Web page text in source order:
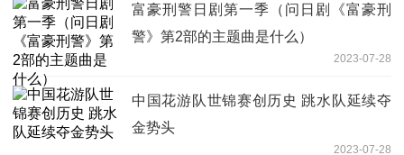
富豪刑警日剧第一季（问日剧《富豪刑
警》第2部的主题曲是什么）
2023-07-28
中国花游队世锦赛创历史 跳水队延续夺
金势头
2023-07-28